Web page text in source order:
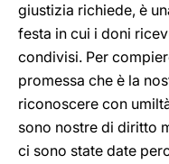
giustizia richiede, è
festa in cui i doni
condivisi. Per
promessa che è la
riconoscere con
sono nostre di diritto
ci sono state date